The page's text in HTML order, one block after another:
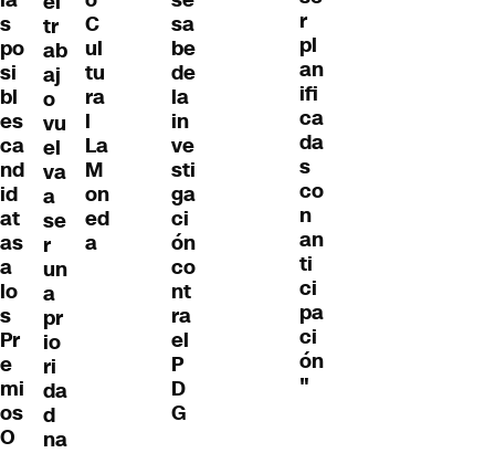
s
po
si
bl
es
ca
nd
id
at
as
a
lo
s
Pr
e
mi
os
O
tr
ab
aj
o
vu
el
va
a
se
r
un
a
pr
io
ri
da
d
na
C
ul
tu
ra
l
La
M
on
ed
a
sa
be
de
la
in
ve
sti
ga
ci
ón
co
nt
ra
el
P
D
G
r
pl
an
ifi
ca
da
s
co
n
an
ti
ci
pa
ci
ón
"